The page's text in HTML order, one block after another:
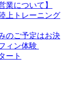
業について】
上トレーニング
のご予定はお決
ィン体験
ート